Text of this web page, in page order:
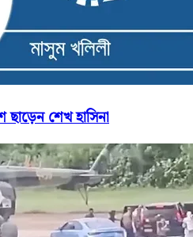
শেখ হাসিনা